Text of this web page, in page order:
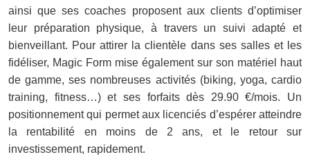
ainsi que ses coaches proposent aux clients d’optimiser
leur préparation physique, à travers un suivi adapté et
bienveillant. Pour attirer la clientèle dans ses salles et les
fidéliser, Magic Form mise également sur son matériel haut
de gamme, ses nombreuses activités (biking, yoga, cardio
training, fitness…) et ses forfaits dès 29.90 €/mois. Un
positionnement qui permet aux licenciés d’espérer atteindre
la rentabilité en moins de 2 ans, et le retour sur
investissement, rapidement.